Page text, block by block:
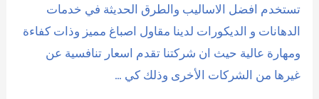
تستخدم افضل الاساليب والطرق الحديثة في خدمات
الدهانات و الديكورات لدينا مقاول اصباغ مميز وذات كفاءة
ومهارة عالية حيث ان شركتنا تقدم اسعار تنافسية عن
غيرها من الشركات الأخرى وذلك كي …